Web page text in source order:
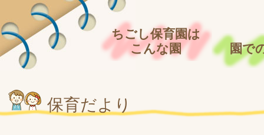
ちごし保育園は
こんな園
園で
保育だより